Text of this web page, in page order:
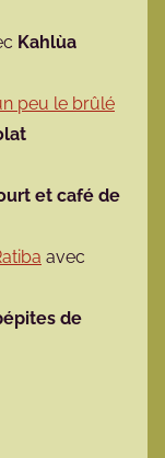
Kahlùa
peu le brûlé
et café de
avec
de